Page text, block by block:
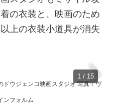
の衣装と、映画のため
上の衣装小道具が消失
1 / 15
ドウジェンコ映画スタジオ 写真：ヴ
ンフォルム